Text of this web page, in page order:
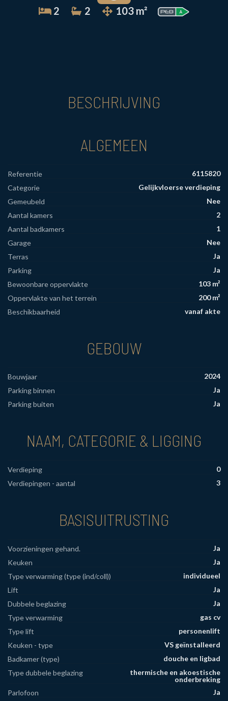
2 2 103 m²
BESCHRIJVING
ALGEMEEN
Referentie
6115820
Categorie
Gelijkvloerse verdieping
Gemeubeld
Nee
Aantal kamers
2
Aantal badkamers
1
Garage
Nee
Terras
Ja
Parking
Ja
Bewoonbare oppervlakte
103 m²
Oppervlakte van het terrein
200 m²
Beschikbaarheid
vanaf akte
GEBOUW
Bouwjaar
2024
Parking binnen
Ja
Parking buiten
Ja
NAAM, CATEGORIE & LIGGING
Verdieping
0
Verdiepingen - aantal
3
BASISUITRUSTING
Voorzieningen gehand.
Ja
Keuken
Ja
Type verwarming (type (ind/coll))
individueel
Lift
Ja
Dubbele beglazing
Ja
Type verwarming
gas cv
Type lift
personenlift
Keuken - type
VS geïnstalleerd
Badkamer (type)
douche en ligbad
Type dubbele beglazing
thermische en akoestische
onderbreking
Parlofoon
Ja